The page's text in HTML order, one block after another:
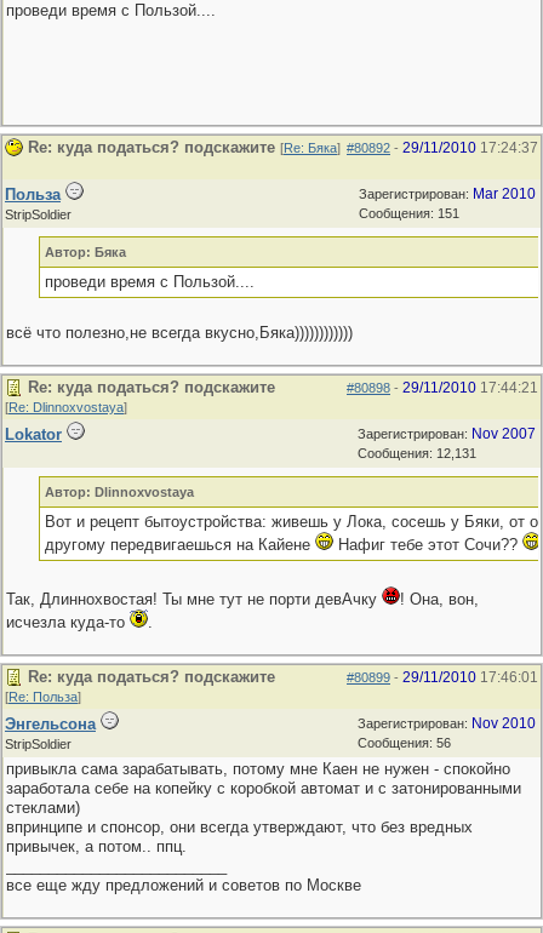
проведи время с Пользой....
#80892 - 29/11/2010 17:24:37
Re: куда податься? подскажите [Re: Бяка]
Зарегистрирован: Mar 2010
Сообщения: 151
Польза
StripSoldier
Автор: Бяка
проведи время с Пользой....
всё что полезно,не всегда вкусно,Бяка))))))))))))
#80898 - 29/11/2010 17:44:21
Re: куда податься? подскажите
[Re: Dlinnoxvostaya]
Зарегистрирован: Nov 2007
Сообщения: 12,131
Lokator
Автор: Dlinnoxvostaya
Вот и рецепт бытоустройства: живешь у Лока, сосешь у Бяки, от
другому передвигаешься на Кайене
Нафиг тебе этот Сочи??
Так, Длиннохвостая! Ты мне тут не порти девАчку
! Она, вон,
исчезла куда-то
.
#80899 - 29/11/2010 17:46:01
Re: куда податься? подскажите
[Re: Польза]
Зарегистрирован: Nov 2010
Сообщения: 56
Энгельсона
StripSoldier
привыкла сама зарабатывать, потому мне Каен не нужен - спокойно
заработала себе на копейку с коробкой автомат и с затонированными
стеклами)
впринципе и спонсор, они всегда утверждают, что без вредных
привычек, а потом.. ппц.
все еще жду предложений и советов по Москве